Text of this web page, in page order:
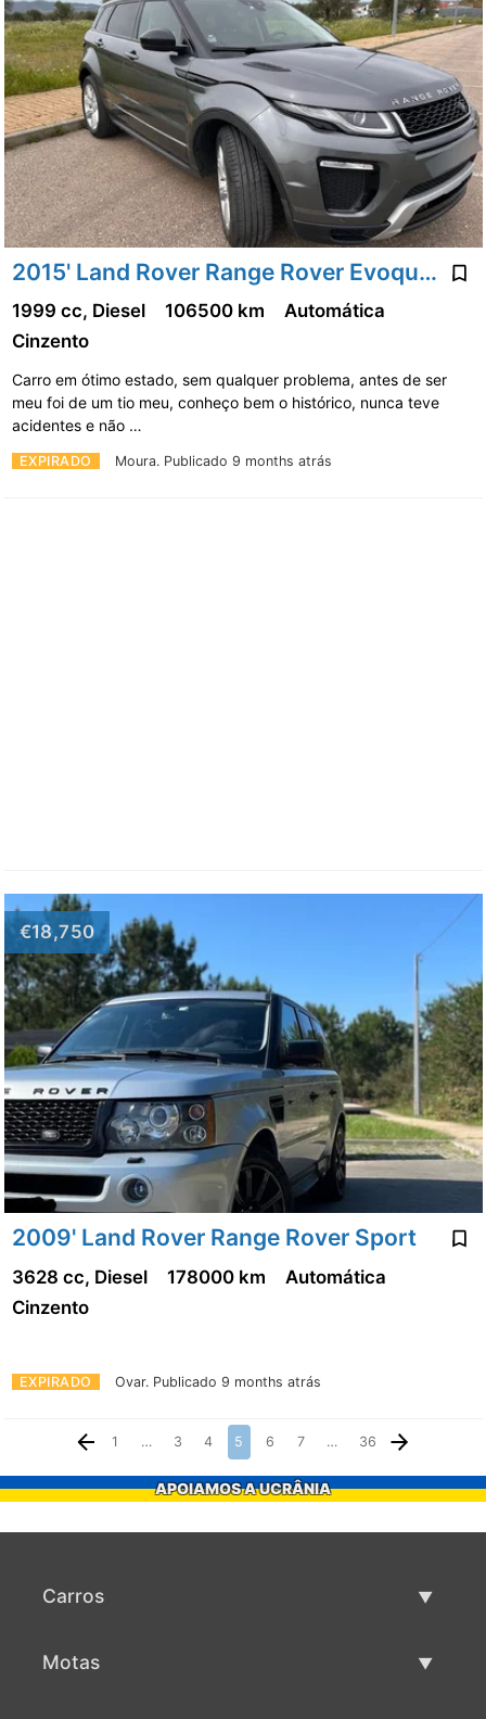
2015' Land Rover Range Rover Evoque 2.0 Td4 Hse Auto
EXPIRADO Moura. Publicado 9 months atrás
1999 cc, Diesel 106500 km
Automática
Cinzento
Carro em ótimo estado, sem qualquer problema, antes de ser
meu foi de um tio meu, conheço bem o histórico, nunca teve
acidentes e não …
€18,750
2009' Land Rover Range Rover Sport
EXPIRADO Ovar. Publicado 9 months atrás
3628 cc, Diesel 178000 km
Automática
Cinzento
1 … 3 4 5 6 7 … 36
APOIAMOS A UCRÂNIA
Carros
Motas